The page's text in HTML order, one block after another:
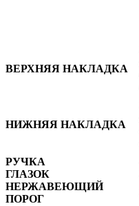
ВЕРХНЯЯ НАКЛАДКА
НИЖНЯЯ НАКЛАДКА
РУЧКА
ГЛАЗОК
НЕРЖАВЕЮЩИЙ
ПОРОГ